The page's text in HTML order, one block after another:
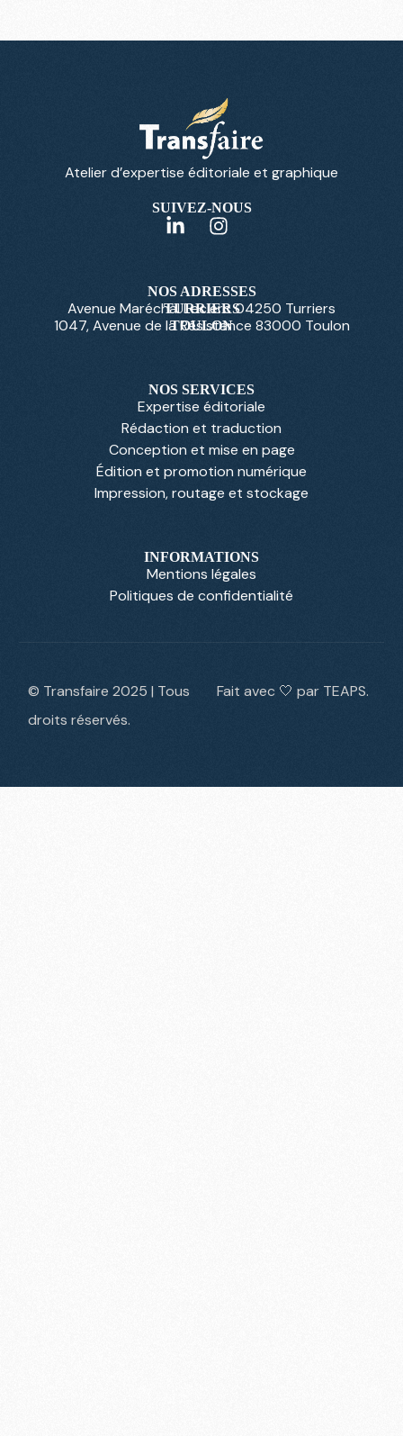
Atelier d’expertise éditoriale et graphique
SUIVEZ-NOUS
NOS ADRESSES
TURRIERS
Avenue Maréchal Leclerc 04250 Turriers
TOULON
1047, Avenue de la Résistance 83000 Toulon
NOS SERVICES
Expertise éditoriale
Rédaction et traduction
Conception et mise en page
Édition et promotion numérique
Impression, routage et stockage
INFORMATIONS
Mentions légales
Politiques de confidentialité
© Transfaire 2025 | Tous
droits réservés.
Fait avec 🤍 par TEAPS.